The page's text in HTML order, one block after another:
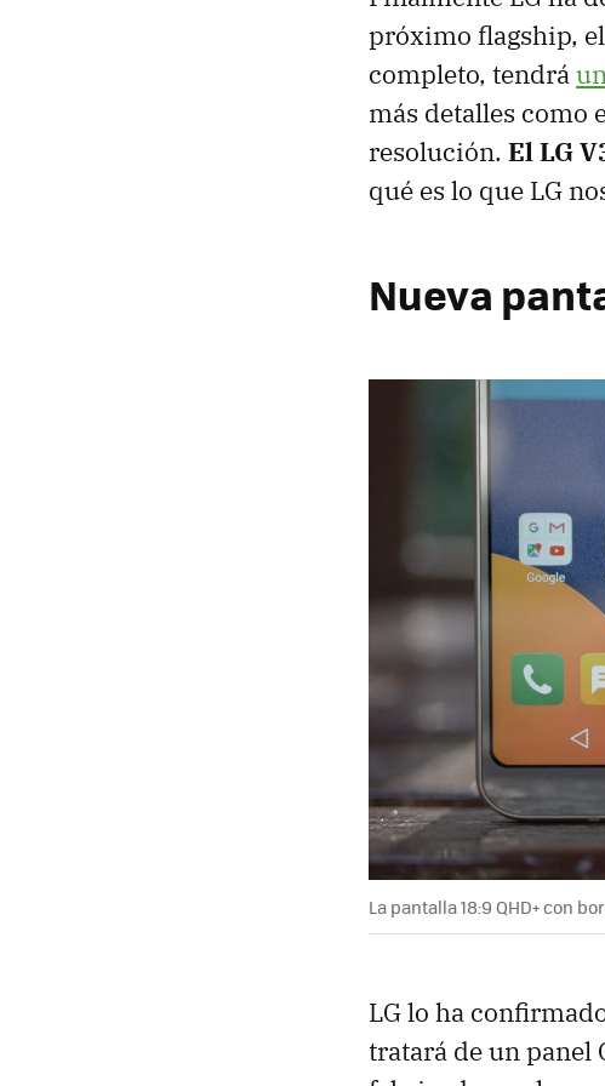
próximo flagship,
completo, tendrá
más detalles como
resolución. El LG
qué es lo que LG
Nueva
La pantalla 18:9 QHD+ con
LG lo ha
tratará de un panel